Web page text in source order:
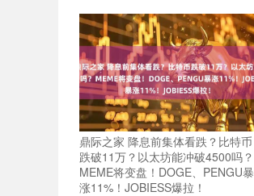
鼎际之家 降息前集体看跌？比特币
跌破11万？以太坊能冲破4500吗？
MEME将变盘！DOGE、PENGU暴
涨11%！JOBIESS爆拉！